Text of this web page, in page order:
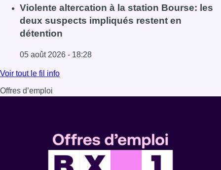
Lire l'article Sécheresse : attention aux chutes de
Violente altercation à la station Bourse: les
deux suspects impliqués restent en
détention
05 août 2026 - 18:28
Lire l'article Violente altercation à la station Bourse: les
Voir tout le fil info
Offres d’emploi